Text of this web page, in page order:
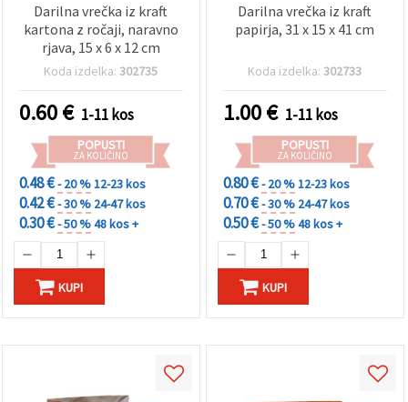
Darilna vrečka iz kraft
kartona z ročaji, naravno
rjava, 15 x 6 x 12 cm
Koda izdelka:302735
0.60€ 1-11 kos
POPUSTI
ZA KOLIČINO
0.48 €- 20 %12-23 kos
0.42 €- 30 % 24-47 kos
0.30 €- 50 %48 kos +
KUPI
Darilna vrečka iz kraft
papirja, 31 x 15 x 41 cm
Koda izdelka:302733
1.00€ 1-11 kos
POPUSTI
ZA KOLIČINO
0.80 €- 20 %12-23 kos
0.70 €- 30 % 24-47 kos
0.50 €- 50 %48 kos +
KUPI